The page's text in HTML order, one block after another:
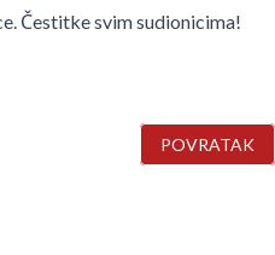
Čestitke svim sudionicima!
POVRATAK